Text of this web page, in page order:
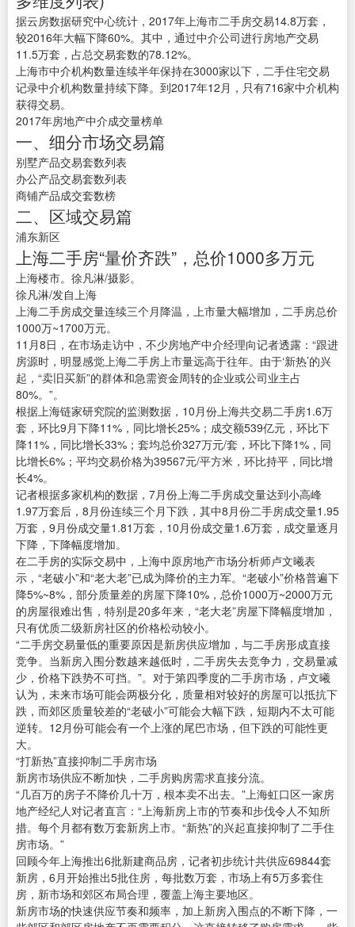
据云房数据研究中心统计，2017年上海市二手房交易14.8万套，
较2016年大幅下降60%。其中，通过中介公司进行房地产交易
11.5万套，占总交易套数的78.12%。
上海市中介机构数量连续半年保持在3000家以下，二手住宅交易
记录中介机构数量持续下降。到2017年12月，只有716家中介机构
获得交易。
2017年房地产中介成交量榜单
一、细分市场交易篇
别墅产品交易套数列表
办公产品交易套数列表
商铺产品成交套数榜
二、区域交易篇
浦东新区
上海二手房“量价齐跌”，总价1000多万元
上海楼市。徐凡淋/摄影。
徐凡淋/发自上海
上海二手房成交量连续三个月降温，上市量大幅增加，二手房总价
1000万~1700万元。
11月8日，在市场走访中，不少房地产中介经理向记者透露：“跟进
房源时，明显感觉上海二手房上市量远高于往年。由于‘新热’的兴
起，“卖旧买新”的群体和急需资金周转的企业或公司业主占
80%。”。
根据上海链家研究院的监测数据，10月份上海共交易二手房1.6万
套，环比9月下降11%，同比增长25%；成交额539亿元，环比下
降11%，同比增长33%；套均总价327万元/套，环比下降1%，同
比增长6%；平均交易价格为39567元/平方米，环比持平，同比增
长4%。
记者根据多家机构的数据，7月份上海二手房成交量达到小高峰
1.97万套后，8月份连续三个月下跌，其中8月份二手房成交量1.95
万套，9月份成交量1.81万套，10月份成交量1.6万套，成交量逐月
下降，下降幅度增加。
在二手房的实际交易中，上海中原房地产市场分析师卢文曦表
示，“老破小”和“老大老”已成为降价的主力军。“老破小”价格普遍下
降5%~8%，部分质量差的房屋下降10%，总价1000万~2000万元
的房屋很难出售，特别是20多年来，“老大老”房屋下降幅度增加，
只有优质二级新房社区的价格松动较小。
“二手房交易量低的重要原因是新房供应增加，与二手房形成直接
竞争。当新房入围分数越来越低时，二手房失去竞争力，交易量减
少，价格下跌势不可挡。”。对于第四季度的二手房市场，卢文曦
认为，未来市场可能会两极分化，质量相对较好的房屋可以抵抗下
跌，而郊区质量较差的“老破小”可能会大幅下跌，短期内不太可能
逆转。12月份可能会有一个上涨的尾巴市场，但下跌的可能性更
大。
“打新热”直接抑制二手房市场
新房市场供应不断加快，二手房购房需求直接分流。
“几百万的房子不降价几十万，根本卖不出去。”上海虹口区一家房
地产经纪人对记者直言：“上海新房上市的节奏和步伐令人不知所
措。每个月都有数万套新房上市。“新热”的兴起直接抑制了二手住
房市场。”
回顾今年上海推出6批新建商品房，记者初步统计共供应69844套
新房，6月开始推出5批住房，每批数万套，市场上有5万多套住
房，新市场和郊区布局合理，覆盖上海主要地区。
新房市场的快速供应节奏和频率，加上新房入围点的不断下降，一